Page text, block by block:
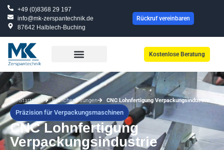
Zum
Inhalt
springen
+49 (0)8368 29 197
info@mk-zerspantechnik.de
87642 Halblech-Buching
Rückruf vereinbaren
Kostenlose Beratung
Startseite Branchenlösungen CNC Lohnfertigung Verpackungsindustrie
Präzision für Verpackungsmaschinen
CNC Lohnfertigung
Verpackungsindustrie